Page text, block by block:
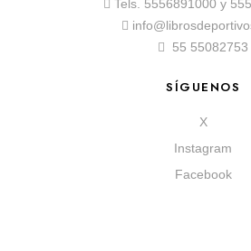
Tels. 5556891000 y
55 55082753
SÍGUENOS
X
Instagram
Facebook